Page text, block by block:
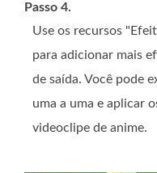
Passo 4.
Use os recursos
para adicionar mais
de saída. Você pode
uma a uma e aplicar
videoclipe de anime.